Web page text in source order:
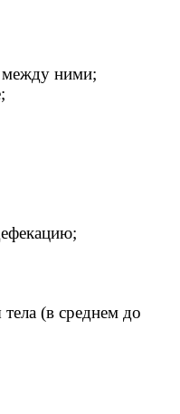
между ними;
(в среднем до